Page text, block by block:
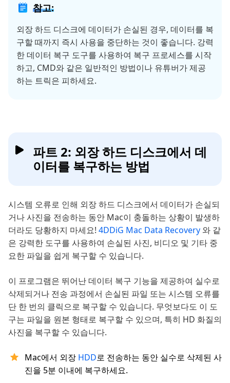
참고:
외장 하드 디스크에 데이터가 손실된 경우, 데이터를 복
구할 때까지 즉시 사용을 중단하는 것이 좋습니다. 강력
한 데이터 복구 도구를 사용하여 복구 프로세스를 시작
하고, CMD와 같은 일반적인 방법이나 유튜버가 제공
하는 트릭은 피하세요.
파트 2: 외장 하드 디스크에서 데
이터를 복구하는 방법
시스템 오류로 인해 외장 하드 디스크에서 데이터가 손실되
거나 사진을 전송하는 동안 Mac이 충돌하는 상황이 발생하
더라도 당황하지 마세요! 4DDiG Mac Data Recovery 와 같
은 강력한 도구를 사용하여 손실된 사진, 비디오 및 기타 중
요한 파일을 쉽게 복구할 수 있습니다.
이 프로그램은 뛰어난 데이터 복구 기능을 제공하여 실수로
삭제되거나 전송 과정에서 손실된 파일 또는 시스템 오류를
단 한 번의 클릭으로 복구할 수 있습니다. 무엇보다도 이 도
구는 파일을 원본 형태로 복구할 수 있으며, 특히 HD 화질의
사진을 복구할 수 있습니다.
Mac에서 외장 HDD로 전송하는 동안 실수로 삭제된 사
진을 5분 이내에 복구하세요.